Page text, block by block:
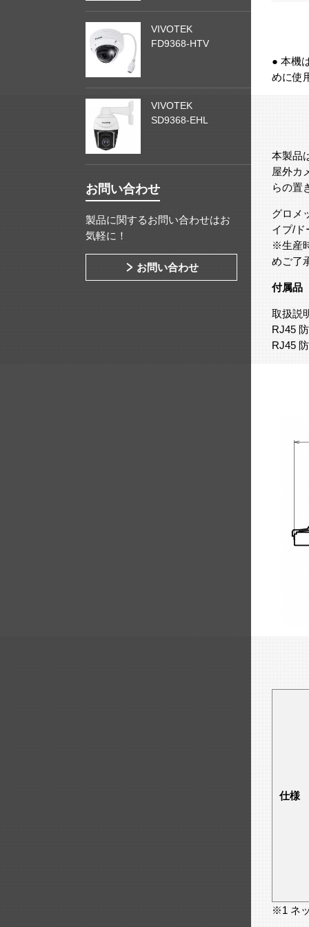
● 本機
めに使
本製品
屋外カ
らの置
グロメ
イプ/ド
※生産
めご了
付属品
取扱説
RJ45
RJ45
仕様
※1 ネ
VIVOTEK
FD9368-HTV
VIVOTEK
SD9368-EHL
お問い合わせ
製品に関するお問い合わせはお
気軽に！
お問い合わせ